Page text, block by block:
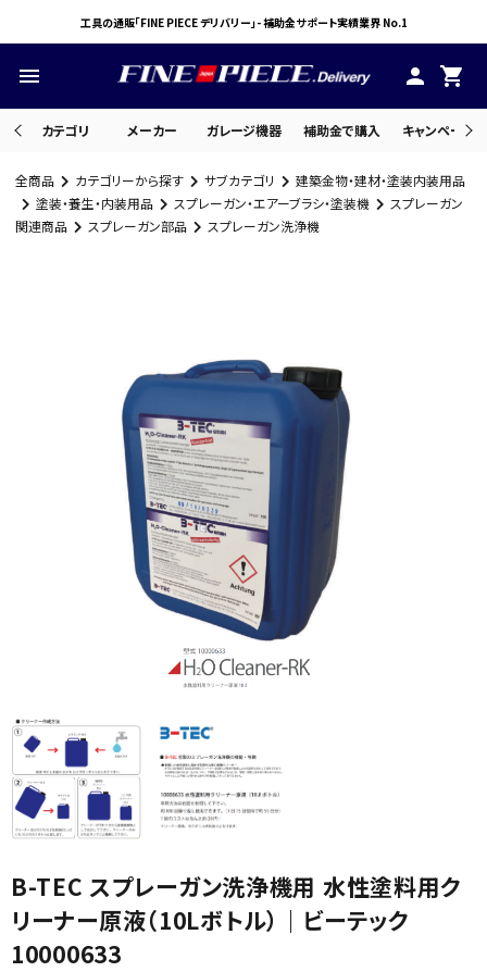
工具の通販「FINE PIECE デリバリー」- 補助金サポート実績業界 No.1
menu person shopping_cart
カテゴリ メーカー ガレージ機器 補助金で購入 キャンペーン
search
person 会員登録
メーカーから選ぶ
ガレージ機器
補助金で購入
全商品 カテゴリーから探す サブカテゴリ
建築金物・建材・塗装内装用品
塗装・養生・内装用品
スプレーガン・エアーブラシ・塗装機
スプレーガン
関連商品
スプレーガン部品 スプレーガン洗浄機
B-TEC スプレーガン洗浄機用 水性塗料用ク
リーナー原液（10Lボトル）｜ビーテック
10000633